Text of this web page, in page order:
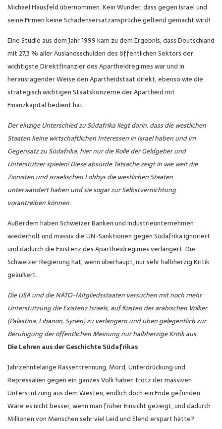
Michael Hausfeld übernommen. Kein Wunder, dass gegen Israel und
seine Firmen keine Schadensersatzansprüche geltend gemacht wird!
Eine Studie aus dem Jahr 1999 kam zu dem Ergebnis, dass Deutschland
mit 27,3 % aller Auslandsschulden des öffentlichen Sektors der
wichtigste Direktfinanzier des Apartheidregimes war und in
herausragender Weise den Apartheidstaat direkt, ebenso wie die
strategisch wichtigen Staatskonzerne der Apartheid mit
Finanzkapital bedient hat.
Der einzige Unterschied zu Südafrika liegt darin, dass die westlichen
Staaten keine wirtschaftlichen Interessen in Israel haben und im
Gegensatz zu Südafrika, hier nur die Rolle der Geldgeber und
Unterstützer spielen! Diese absurde Tatsache zeigt in wie weit die
Zionisten und israelischen Lobbys die westlichen Staaten
unterwandert haben und sie sogar zur Selbstvernichtung
vorantreiben können.
Außerdem haben Schweizer Banken und Industrieunternehmen
wiederholt und massiv die UN-Sanktionen gegen Südafrika ignoriert
und dadurch die Existenz des Apartheidregimes verlängert. Die
Schweizer Regierung hat, wenn überhaupt, nur sehr halbherzig Kritik
geäußert.
Die USA und die NATO-Mitgliedsstaaten versuchen mit noch mehr
Unterstützung die Existenz Israels, auf Kosten der arabischen Völker
(Palästina, Libanon, Syrien) zu verlängern und üben gelegentlich zur
Beruhigung der öffentlichen Meinung nur halbherzige Kritik aus.
Die Lehren aus der Geschichte Südafrikas
Jahrzehntelange Rassentrennung, Mord, Unterdrückung und
Repressalien gegen ein ganzes Volk haben trotz der massiven
Unterstützung aus dem Westen, endlich doch ein Ende gefunden.
Wäre es nicht besser, wenn man früher Einsicht gezeigt, und dadurch
Millionen von Menschen sehr viel Leid und Elend erspart hätte?